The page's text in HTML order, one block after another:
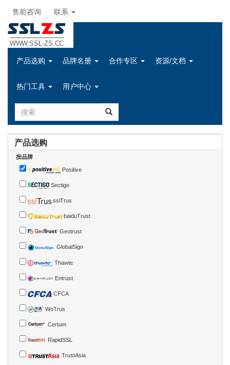
售前咨询 联系
SSLZS
WWW.SSL-ZS.CC
产品选购 品牌名册 合作专区 资源/文档
热门工具 用户中心
产品选购
按品牌
Positive
Sectigo
sslTrus
baiduTrust
Geotrust
GlobalSign
Thawte
Entrust
CFCA
WoTrus
Certum
RapidSSL
TrustAsia